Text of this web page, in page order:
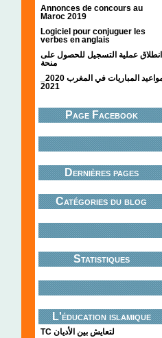
Annonces de concours au
Maroc 2019
Logiciel pour conjuguer les
verbes en anglais
انطلاق عملية التسجيل للحصول على
منحة
2021
Page Facebook
Dernières pages
Catégories du blog
Statistiques
L'éducation islamique
TC لتعايش بين الأديان